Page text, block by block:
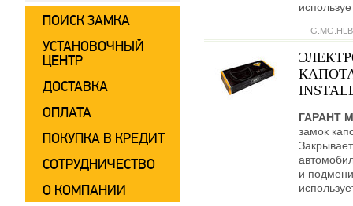
ГАРАНТ
замок
и
ПОИСК ЗАМКА
УСТАНОВОЧНЫЙ
ЦЕНТР
ДОСТАВКА
ОПЛАТА
ПОКУПКА В КРЕДИТ
СОТРУДНИЧЕСТВО
О КОМПАНИИ